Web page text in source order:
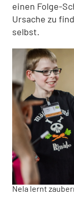
einen Folge-
Ursache zu
selbst.
Nela lernt